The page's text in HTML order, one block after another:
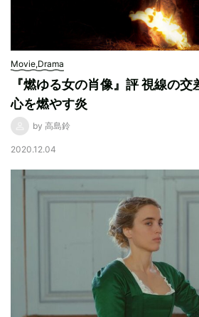
Movie,Drama
『燃ゆる女の肖像』評 視線の交
心を燃やす炎
by 高島鈴
2020.12.04